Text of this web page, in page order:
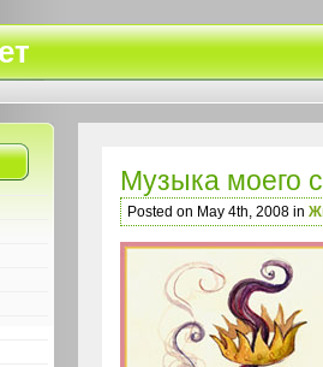
Музыка моего
Posted on May 4th, 2008 in